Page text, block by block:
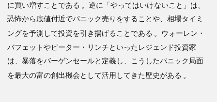
動経
済学
プロ
2.2
的デ
に買い増すことである 。逆に「やってはいけないこと」は、
恐怖から底値付近でパニック売りをすることや、相場タイミ
ングを予測して投資を引き揚げることである 。ウォーレン・
バフェットやピーター・リンチといったレジェンド投資家
は、暴落をバーゲンセールと定義し、こうしたパニック局面
を最大の富の創出機会として活用してきた歴史がある 。